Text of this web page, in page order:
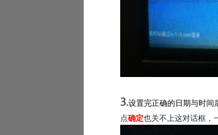
3.设置完正确的日期与时间
点确定也关不上这对话框，